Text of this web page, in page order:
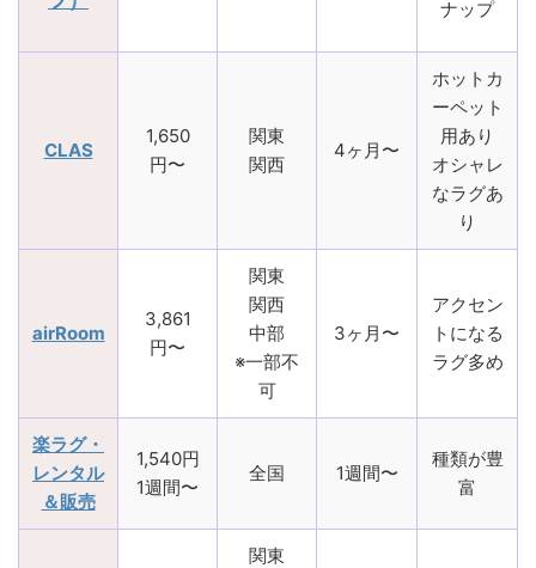
ナップ
CLAS
1,650
円〜
関東
関西
4ヶ月〜
ホットカ
ーペット
用あり
オシャレ
なラグあ
り
airRoom
3,861
円〜
関東
関西
中部
※一部不
可
3ヶ月〜
アクセン
トになる
ラグ多め
楽ラグ・
レンタル
＆販売
1,540円
1週間〜
全国 1週間〜
種類が豊
富
関東